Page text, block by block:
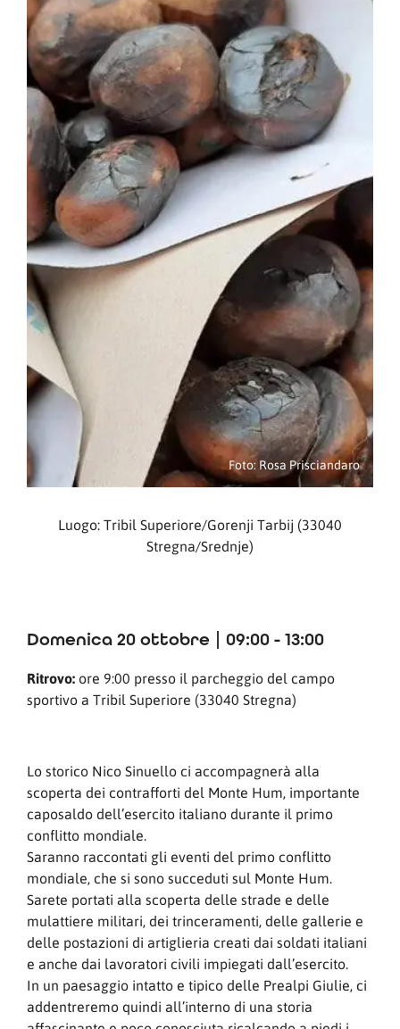
Foto: Rosa Prisciandaro
Luogo: Tribil Superiore/Gorenji Tarbij (33040
Stregna/Srednje)
Domenica 20 ottobre | 09:00 - 13:00
Ritrovo: ore 9:00 presso il parcheggio del campo
sportivo a Tribil Superiore (33040 Stregna)
Lo storico Nico Sinuello ci accompagnerà alla
scoperta dei contrafforti del Monte Hum, importante
caposaldo dell’esercito italiano durante il primo
conflitto mondiale.
Saranno raccontati gli eventi del primo conflitto
mondiale, che si sono succeduti sul Monte Hum.
Sarete portati alla scoperta delle strade e delle
mulattiere militari, dei trinceramenti, delle gallerie e
delle postazioni di artiglieria creati dai soldati italiani
e anche dai lavoratori civili impiegati dall’esercito.
In un paesaggio intatto e tipico delle Prealpi Giulie, ci
addentreremo quindi all’interno di una storia